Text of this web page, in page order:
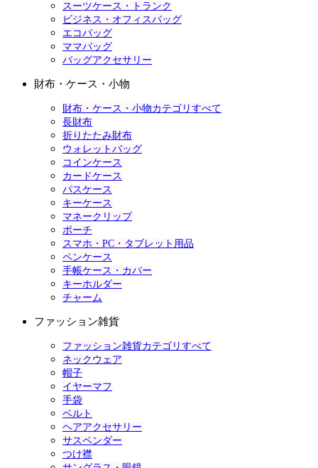
スーツケース・トランク
ビジネス・オフィスバッグ
エコバッグ
ママバッグ
バッグアクセサリー
財布・ケース・小物
財布・ケース・小物カテゴリすべて
長財布
折りたたみ財布
ウォレットバッグ
コインケース
カードケース
パスケース
キーケース
マネークリップ
ポーチ
スマホ・PC・タブレット用品
ペンケース
手帳ケース・カバー
キーホルダー
チャーム
ファッション雑貨
ファッション雑貨カテゴリすべて
ネックウェア
帽子
イヤーマフ
手袋
ベルト
ヘアアクセサリー
サスペンダー
つけ襟